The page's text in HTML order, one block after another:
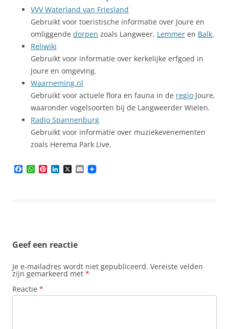
VVV Waterland van Friesland
Gebruikt voor toeristische informatie over Joure en
omliggende dorpen zoals Langweer, Lemmer en Balk.
Reliwiki
Gebruikt voor informatie over kerkelijke erfgoed in
Joure en omgeving.
Waarneming.nl
Gebruikt voor actuele flora en fauna in de regio Joure,
waaronder vogelsoorten bij de Langweerder Wielen.
Radio Spannenburg
Gebruikt voor informatie over muziekevenementen
zoals Herema Park Live.
W P X E
m
Geef een reactie
Je e-mailadres wordt niet gepubliceerd. Vereiste velden
zijn gemarkeerd met *
Reactie *